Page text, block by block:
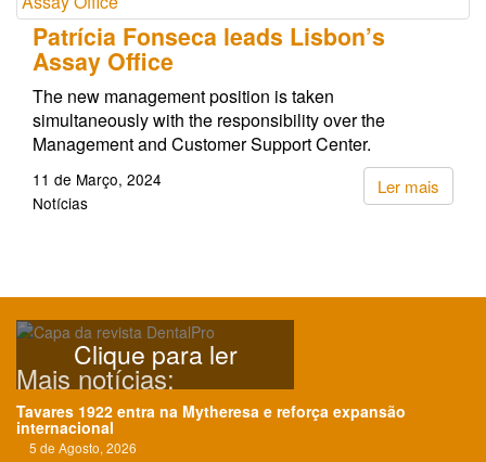
Patrícia Fonseca leads Lisbon’s
Assay Office
The new management position is taken
simultaneously with the responsibility over the
Management and Customer Support Center.
Ler mais
11 de Março, 2024
Notícias
Clique para ler
Mais notícias:
Tavares 1922 entra na Mytheresa e reforça expansão
internacional
5 de Agosto, 2026